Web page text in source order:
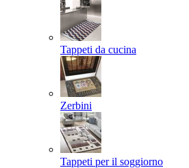
Tappeti da cucina
Zerbini
Tappeti per il soggiorno